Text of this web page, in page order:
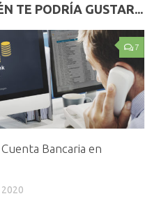
TE PODRÍA GUSTAR...
7
Bancaria en
2020